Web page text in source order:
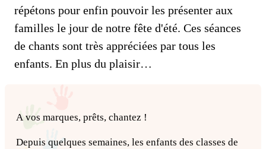
répétons pour enfin pouvoir les présenter aux
familles le jour de notre fête d'été. Ces séances
de chants sont très appréciées par tous les
enfants. En plus du plaisir…
A vos marques, prêts, chantez !
Depuis quelques semaines, les enfants des classes de